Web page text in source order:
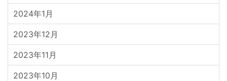
2024年1月
2023年12月
2023年11月
2023年10月